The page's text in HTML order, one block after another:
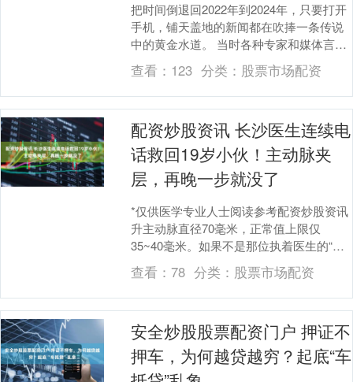
把时间倒退回2022年到2024年，只要打开
手机，铺天盖地的新闻都在吹捧一条传说
中的黄金水道。 当时各种专家和媒体言之
凿凿地宣称，随着全球变暖，北极冰层融
化，一....
查看： 123 分类： 股票市场配资
配资炒股资讯 长沙医生连续电
话救回19岁小伙！主动脉夹
层，再晚一步就没了
*仅供医学专业人士阅读参考配资炒股资讯
升主动脉直径70毫米，正常值上限仅
35~40毫米。如果不是那位执着医生的“骚
扰电话”，19岁的小帅可能已经倒在回家的
路上....
查看：78 分类： 股票市场配资
安全炒股股票配资门户 押证不
押车，为何越贷越穷？起底“车